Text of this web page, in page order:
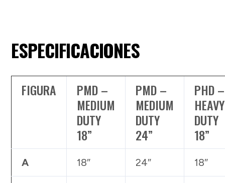
ESPECIFICACIONES
FIGURA
PMD –
MEDIUM
DUTY
18”
PMD –
MEDIUM
DUTY
24”
PHD –
HEAVY
DUTY
18”
A 18″ 24″ 18″